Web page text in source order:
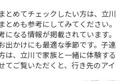
めてチェックしたい方は、 立川
とめも参考にしてみてください。
なる情報が掲載されています。
出かけにも最適な季節です。子連
、 立川で家族と一緒に体験する
てご覧いただくと、行き先のアイ